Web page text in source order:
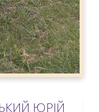
ЮРІЙ